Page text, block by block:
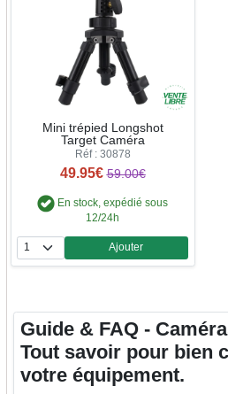
Mini trépied Longshot
Target Caméra
Réf : 30878
49.95€ 59.00€
En stock, expédié sous
12/24h
Quantité
Ajouter
Guide & FAQ -
Tout savoir pour bien
votre équipement.